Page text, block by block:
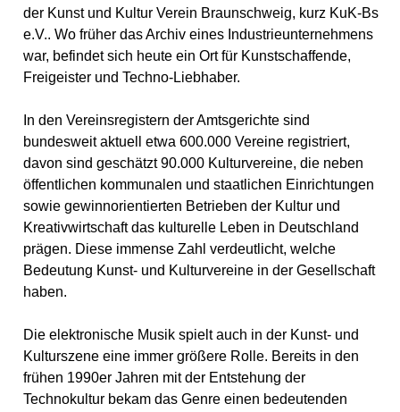
der Kunst und Kultur Verein Braunschweig, kurz KuK-Bs
e.V.. Wo früher das Archiv eines Industrieunternehmens
war, befindet sich heute ein Ort für Kunstschaffende,
Freigeister und Techno-Liebhaber.
In den Vereinsregistern der Amtsgerichte sind
bundesweit aktuell etwa 600.000 Vereine registriert,
davon sind geschätzt 90.000 Kulturvereine, die neben
öffentlichen kommunalen und staatlichen Einrichtungen
sowie gewinnorientierten Betrieben der Kultur und
Kreativwirtschaft das kulturelle Leben in Deutschland
prägen. Diese immense Zahl verdeutlicht, welche
Bedeutung Kunst- und Kulturvereine in der Gesellschaft
haben.
Die elektronische Musik spielt auch in der Kunst- und
Kulturszene eine immer größere Rolle. Bereits in den
frühen 1990er Jahren mit der Entstehung der
Technokultur bekam das Genre einen bedeutenden